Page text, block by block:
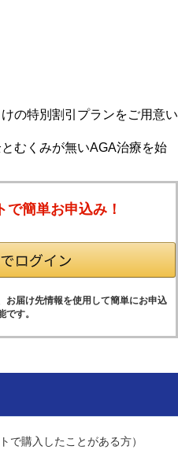
簡単お申込み！
届け先情報を使用して簡単にお申込
です。
で購入したことがある方）